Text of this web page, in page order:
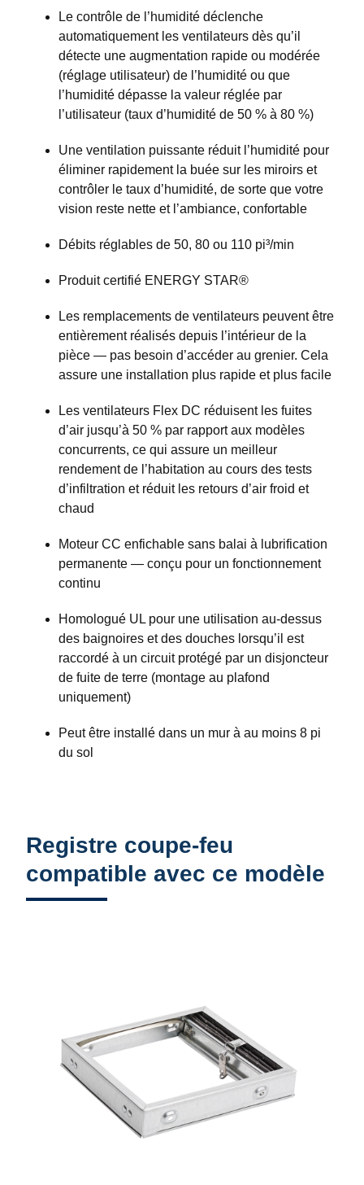
Le contrôle de l’humidité déclenche
automatiquement les ventilateurs dès qu’il
détecte une augmentation rapide ou modérée
(réglage utilisateur) de l’humidité ou que
l’humidité dépasse la valeur réglée par
l’utilisateur (taux d’humidité de 50 % à 80 %)
Une ventilation puissante réduit l’humidité pour
éliminer rapidement la buée sur les miroirs et
contrôler le taux d’humidité, de sorte que votre
vision reste nette et l’ambiance, confortable
Débits réglables de 50, 80 ou 110 pi³/min
Produit certifié ENERGY STAR®
Les remplacements de ventilateurs peuvent être
entièrement réalisés depuis l’intérieur de la
pièce — pas besoin d’accéder au grenier. Cela
assure une installation plus rapide et plus facile
Les ventilateurs Flex DC réduisent les fuites
d’air jusqu’à 50 % par rapport aux modèles
concurrents, ce qui assure un meilleur
rendement de l’habitation au cours des tests
d’infiltration et réduit les retours d’air froid et
chaud
Moteur CC enfichable sans balai à lubrification
permanente — conçu pour un fonctionnement
continu
Homologué UL pour une utilisation au-dessus
des baignoires et des douches lorsqu’il est
raccordé à un circuit protégé par un disjoncteur
de fuite de terre (montage au plafond
uniquement)
Peut être installé dans un mur à au moins 8 pi
du sol
Registre coupe-feu
compatible avec ce modèle